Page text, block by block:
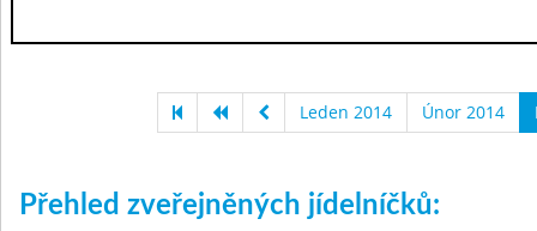
Leden 2014 Únor 2014
Přehled zveřejněných jídelníčků: